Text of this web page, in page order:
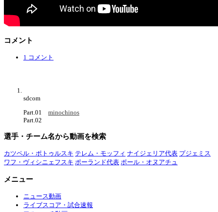
コメント
1 コメント
sdcom
Part.01 minochinos
Part.02
選手・チーム名から動画を検索
カツペル・ポトゥルスキ テレム・モッフィ ナイジェリア代表 プジェミス
ワフ・ヴィシニェフスキ ポーランド代表 ポール・オヌアチュ
メニュー
ニュース動画
ライブスコア・試合速報